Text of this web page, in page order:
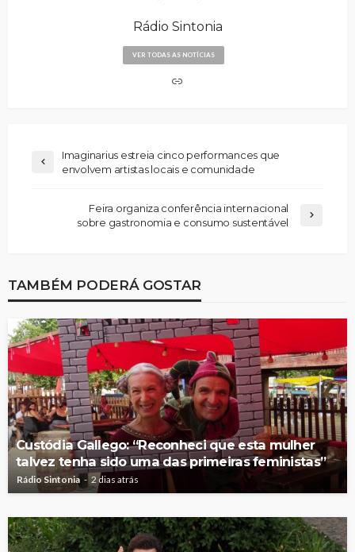
Rádio Sintonia
VER TODAS AS NOTÍCIAS
Imaginarius estreia cinco performances que
envolvem artistas locais e comunidade
Feira organiza conferência internacional
sobre gastronomia e consumo sustentável
TAMBÉM PODERÁ GOSTAR
Custódia Gallego: “Reconheci que esta mulher
talvez tenha sido uma das primeiras feministas”
Rádio Sintonia 2 dias atrás